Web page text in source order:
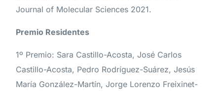
Journal of Molecular Sciences 2021.
Premio Residentes
1º Premio: Sara Castillo-Acosta, José Carlos
Castillo-Acosta, Pedro Rodríguez-Suárez, Jesús
María González-Martín, Jorge Lorenzo Freixinet-